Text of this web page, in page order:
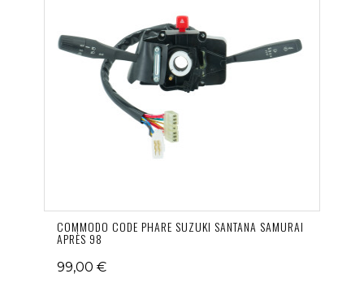
COMMODO CODE PHARE SUZUKI SANTANA SAMURAI
APRÈS 98
99,00 €